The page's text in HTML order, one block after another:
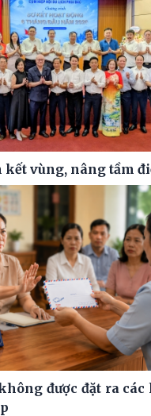
vùng, nâng tầm
được đặt ra các